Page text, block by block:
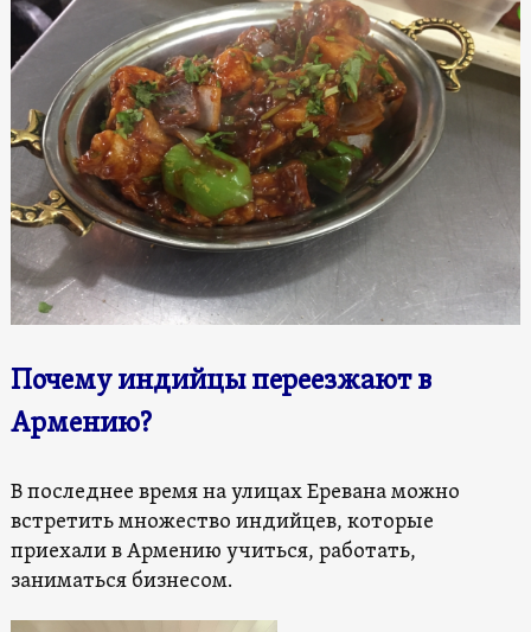
Почему индийцы переезжают в
Армению?
В последнее время на улицах Еревана можно
встретить множество индийцев, которые
приехали в Армению учиться, работать,
заниматься бизнесом.